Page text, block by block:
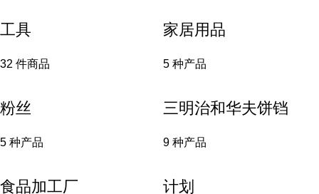
工具
32 件商品
家居用品
5 种产品
粉丝
5 种产品
三明治和华夫饼铛
9 种产品
食品加工厂 计划